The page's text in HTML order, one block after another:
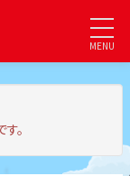
MENU
。